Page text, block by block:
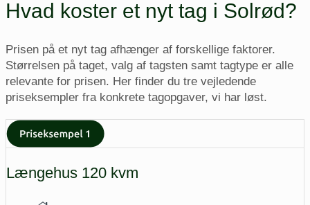
Hvad koster et nyt tag i Solrød?
Prisen på et nyt tag afhænger af forskellige faktorer.
Størrelsen på taget, valg af tagsten samt tagtype er alle
relevante for prisen. Her finder du tre vejledende
priseksempler fra konkrete tagopgaver, vi har løst.
Længehus 120 kvm